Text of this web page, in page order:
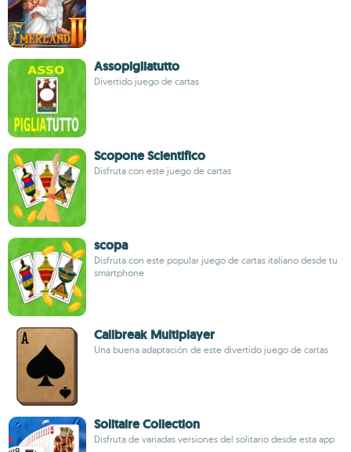
Assopigliatutto
Divertido juego de cartas
Scopone Scientifico
Disfruta con este juego de cartas
scopa
Disfruta con este popular juego de cartas italiano desde tu
smartphone
Callbreak Multiplayer
Una buena adaptación de este divertido juego de cartas
Solitaire Collection
Disfruta de variadas versiones del solitario desde esta app